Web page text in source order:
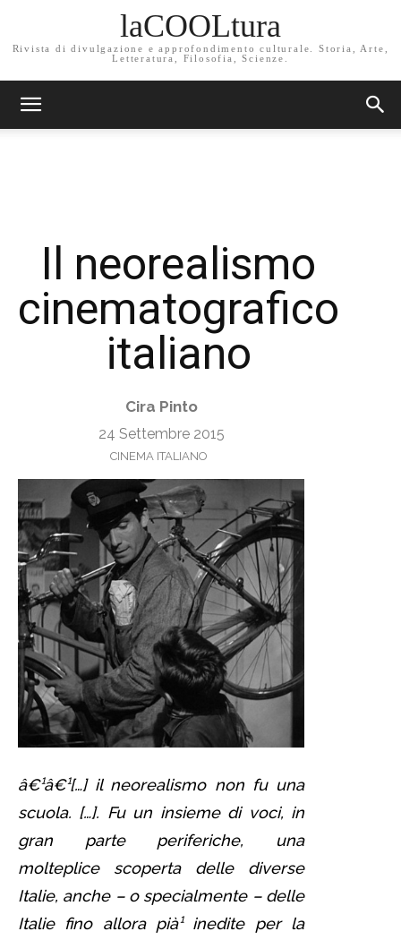
laCOOLtura
Rivista di divulgazione e approfondimento culturale. Storia, Arte,
Letteratura, Filosofia, Scienze.
Il neorealismo
cinematografico
italiano
Cira Pinto
24 Settembre 2015
CINEMA ITALIANO
â€¹â€¹[…] il neorealismo non fu una
scuola. […]. Fu un insieme di voci, in
gran parte periferiche, una
molteplice scoperta delle diverse
Italie, anche – o specialmente – delle
Italie fino allora pià¹ inedite per la